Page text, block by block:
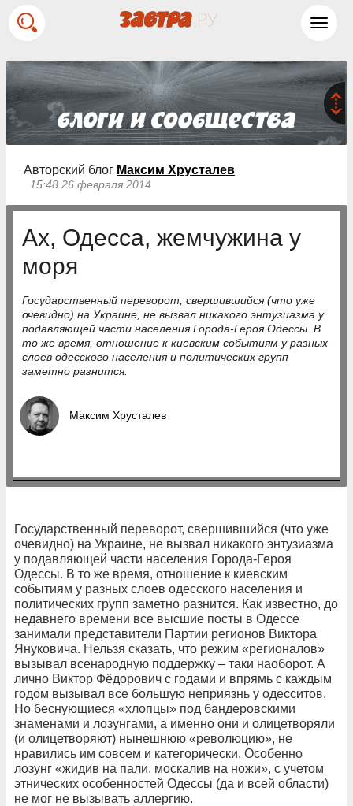
Авторский блог Максим Хрусталев
15:48 26 февраля 2014
Ах, Одесса, жемчужина у
моря
Государственный переворот, свершившийся (что уже
очевидно) на Украине, не вызвал никакого энтузиазма у
подавляющей части населения Города-Героя Одессы. В
то же время, отношение к киевским событиям у разных
слоев одесского населения и политических групп
заметно разнится.
Максим Хрусталев
Государственный переворот, свершившийся (что уже
очевидно) на Украине, не вызвал никакого энтузиазма
у подавляющей части населения Города-Героя
Одессы. В то же время, отношение к киевским
событиям у разных слоев одесского населения и
политических групп заметно разнится. Как известно, до
недавнего времени все высшие посты в Одессе
занимали представители Партии регионов Виктора
Януковича. Нельзя сказать, что режим «регионалов»
вызывал всенародную поддержку – таки наоборот. А
лично Виктор Фёдорович с годами и впрямь с каждым
годом вызывал все большую неприязнь у одесситов.
Но беснующиеся «хлопцы» под бандеровскими
знаменами и лозунгами, а именно они и олицетворяли
(и олицетворяют) нынешнюю «революцию», не
нравились им совсем и категорически. Особенно
лозунг «жидив на пали, москалив на ножи», с учетом
этнических особенностей Одессы (да и всей области)
не мог не вызывать аллергию.